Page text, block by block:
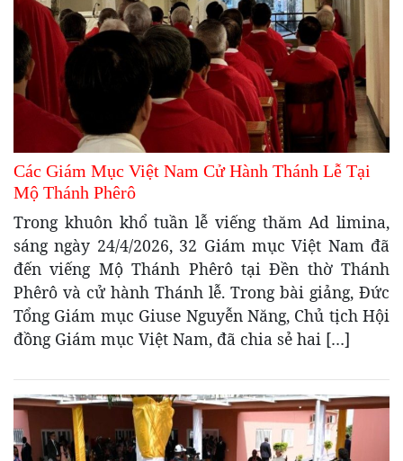
Các Giám Mục Việt Nam Cử Hành Thánh Lễ Tại
Mộ Thánh Phêrô
Trong khuôn khổ tuần lễ viếng thăm Ad limina,
sáng ngày 24/4/2026, 32 Giám mục Việt Nam đã
đến viếng Mộ Thánh Phêrô tại Đền thờ Thánh
Phêrô và cử hành Thánh lễ. Trong bài giảng, Đức
Tổng Giám mục Giuse Nguyễn Năng, Chủ tịch Hội
đồng Giám mục Việt Nam, đã chia sẻ hai […]